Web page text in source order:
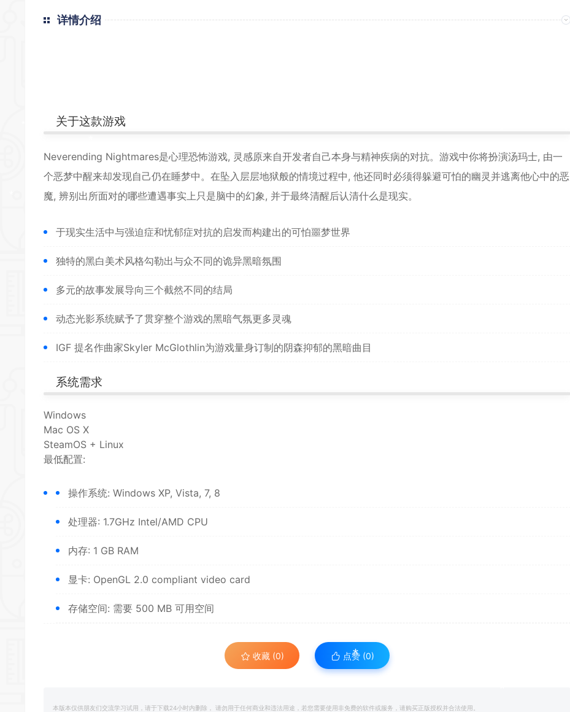
详情介绍
关于这款游戏
Neverending Nightmares是心理恐怖游戏, 灵感原来自开发者自己本身与精神疾病的对抗。游戏中你将扮演汤玛士, 由一
个恶梦中醒来却发现自己仍在睡梦中。在坠入层层地狱般的情境过程中, 他还同时必须得躲避可怕的幽灵并逃离他心中的恶
魔, 辨别出所面对的哪些遭遇事实上只是脑中的幻象, 并于最终清醒后认清什么是现实。
于现实生活中与强迫症和忧郁症对抗的启发而构建出的可怕噩梦世界
独特的黑白美术风格勾勒出与众不同的诡异黑暗氛围
多元的故事发展导向三个截然不同的结局
动态光影系统赋予了贯穿整个游戏的黑暗气氛更多灵魂
IGF 提名作曲家Skyler McGlothlin为游戏量身订制的阴森抑郁的黑暗曲目
系统需求
Windows
Mac OS X
SteamOS + Linux
最低配置:
操作系统: Windows XP, Vista, 7, 8
处理器: 1.7GHz Intel/AMD CPU
内存: 1 GB RAM
显卡: OpenGL 2.0 compliant video card
存储空间: 需要 500 MB 可用空间
收藏 (0) 点赞 (0)
本版本仅供朋友们交流学习试用，请于下载24小时内删除， 请勿用于任何商业和违法用途，若您需要使用非免费的软件或服务，请购买正版授权并合法使用。
*
*
*
*
*